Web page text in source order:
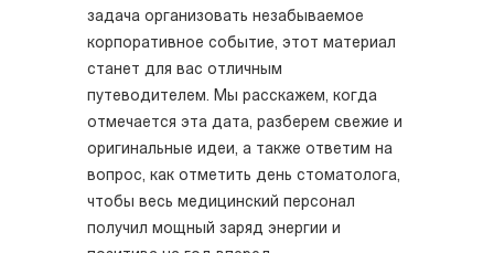
задача организовать незабываемое
корпоративное событие, этот материал
станет для вас отличным
путеводителем. Мы расскажем, когда
отмечается эта дата, разберем свежие и
оригинальные идеи, а также ответим на
вопрос, как отметить день стоматолога,
чтобы весь медицинский персонал
получил мощный заряд энергии и